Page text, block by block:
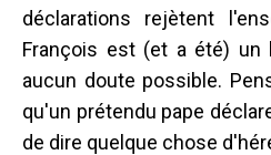
déclarations rejètent
François est (et a été) un
aucun doute possible.
qu'un prétendu pape
de dire quelque chose